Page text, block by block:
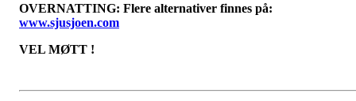
OVERNATTING: Flere alternativer finnes på:
www.sjusjoen.com
VEL MØTT !